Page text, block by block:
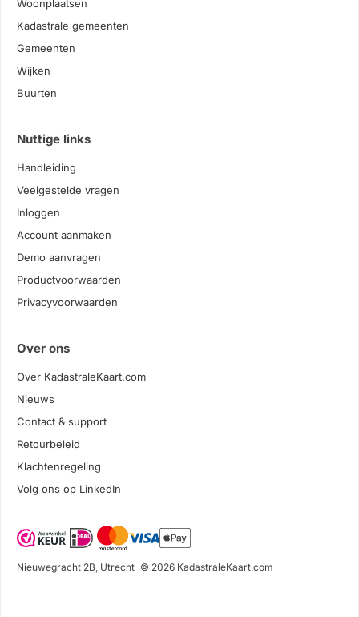
Woonplaatsen
Kadastrale gemeenten
Gemeenten
Wijken
Buurten
Nuttige links
Handleiding
Veelgestelde vragen
Inloggen
Account aanmaken
Demo aanvragen
Productvoorwaarden
Privacyvoorwaarden
Over ons
Over KadastraleKaart.com
Nieuws
Contact & support
Retourbeleid
Klachtenregeling
Volg ons op LinkedIn
Nieuwegracht 2B, Utrecht © 2026 KadastraleKaart.com